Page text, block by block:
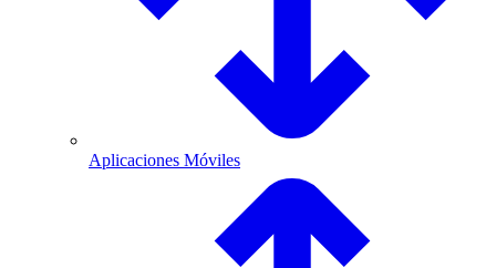
Aplicaciones Móviles